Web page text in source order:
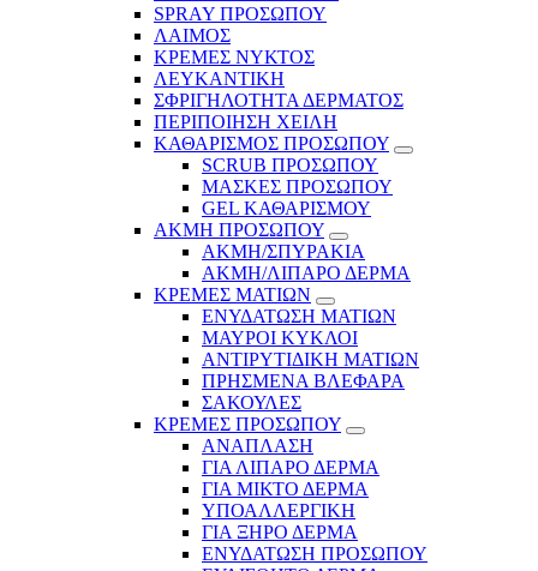
SPRAY ΠΡΟΣΩΠΟΥ
ΛΑΙΜΟΣ
ΚΡΕΜΕΣ ΝΥΚΤΟΣ
ΛΕΥΚΑΝΤΙΚΗ
ΣΦΡΙΓΗΛΟΤΗΤΑ ΔΕΡΜΑΤΟΣ
ΠΕΡΙΠΟΙΗΣΗ ΧΕΙΛΗ
ΚΑΘΑΡΙΣΜΟΣ ΠΡΟΣΩΠΟΥ
SCRUB ΠΡΟΣΩΠΟΥ
ΜΑΣΚΕΣ ΠΡΟΣΩΠΟΥ
GEL ΚΑΘΑΡΙΣΜΟΥ
ΑΚΜΗ ΠΡΟΣΩΠΟΥ
ΑΚΜΗ/ΣΠΥΡΑΚΙΑ
ΑΚΜΗ/ΛΙΠΑΡΟ ΔΕΡΜΑ
ΚΡΕΜΕΣ ΜΑΤΙΩΝ
ΕΝΥΔΑΤΩΣΗ ΜΑΤΙΩΝ
ΜΑΥΡΟΙ ΚΥΚΛΟΙ
ΑΝΤΙΡΥΤΙΔΙΚΗ ΜΑΤΙΩΝ
ΠΡΗΣΜΕΝΑ ΒΛΕΦΑΡΑ
ΣΑΚΟΥΛΕΣ
ΚΡΕΜΕΣ ΠΡΟΣΩΠΟΥ
ΑΝΑΠΛΑΣΗ
ΓΙΑ ΛΙΠΑΡΟ ΔΕΡΜΑ
ΓΙΑ ΜΙΚΤΟ ΔΕΡΜΑ
ΥΠΟΑΛΛΕΡΓΙΚΗ
ΓΙΑ ΞΗΡΟ ΔΕΡΜΑ
ΕΝΥΔΑΤΩΣΗ ΠΡΟΣΩΠΟΥ